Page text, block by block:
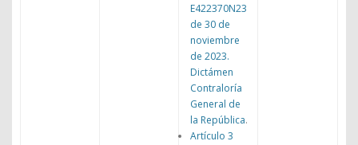
E422370N23
de 30 de
noviembre
de 2023.
Dictámen
Contraloría
General de
la República.
Artículo 3